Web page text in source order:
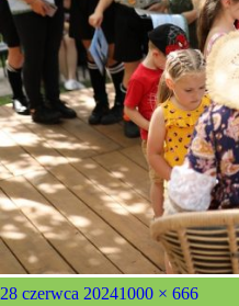
Opublikowano
28 czerwca 2024Pełny
1000 × 666